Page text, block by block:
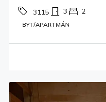
3115 3 2
BYT/APARTMÁN